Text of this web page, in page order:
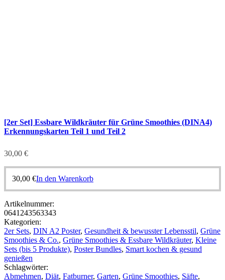
[2er Set] Essbare Wildkräuter für Grüne Smoothies (DINA4)
Erkennungskarten Teil 1 und Teil 2
30,00 €
30,00 €In den Warenkorb
Artikelnummer:
0641243563343
Kategorien:
2er Sets, DIN A2 Poster, Gesundheit & bewusster Lebensstil, Grüne
Smoothies & Co., Grüne Smoothies & Essbare Wildkräuter, Kleine
Sets (bis 5 Produkte), Poster Bundles, Smart kochen & gesund
genießen
Schlagwörter:
Abmehmen, Diät, Fatburner, Garten, Grüne Smoothies, Säfte,